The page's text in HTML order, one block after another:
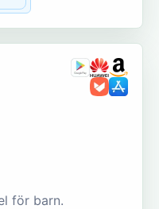
för barn.